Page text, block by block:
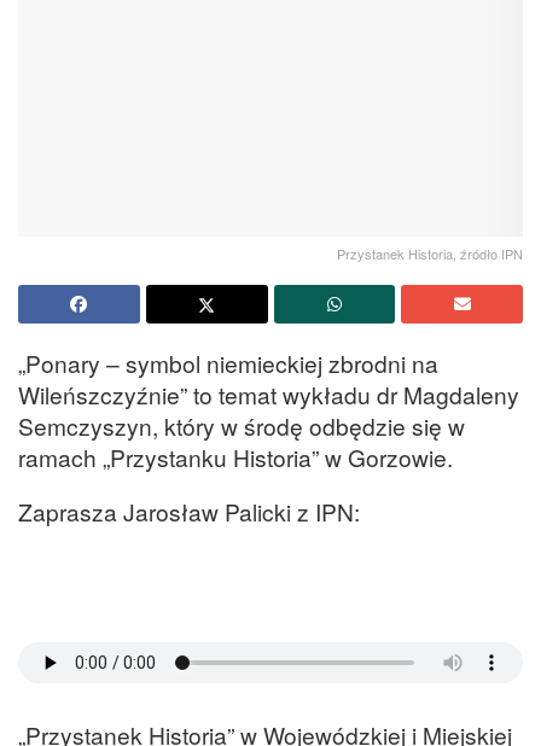
Przystanek Historia, źródło IPN
„Ponary – symbol niemieckiej zbrodni na
Wileńszczyźnie” to temat wykładu dr Magdaleny
Semczyszyn, który w środę odbędzie się w
ramach „Przystanku Historia” w Gorzowie.
Zaprasza Jarosław Palicki z IPN:
„Przystanek Historia” w Wojewódzkiej i Miejskiej